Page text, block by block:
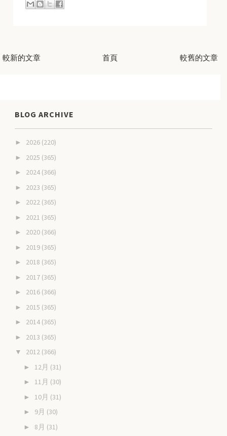
較新的文章 較舊的文章
首頁
BLOG ARCHIVE
► 2026 (220)
► 2025 (365)
► 2024 (366)
► 2023 (365)
► 2022 (365)
► 2021 (365)
► 2020 (366)
► 2019 (365)
► 2018 (365)
► 2017 (365)
► 2016 (366)
► 2015 (365)
► 2014 (365)
► 2013 (365)
▼ 2012 (366)
► 12月 (31)
► 11月 (30)
► 10月 (31)
► 9月 (30)
► 8月 (31)